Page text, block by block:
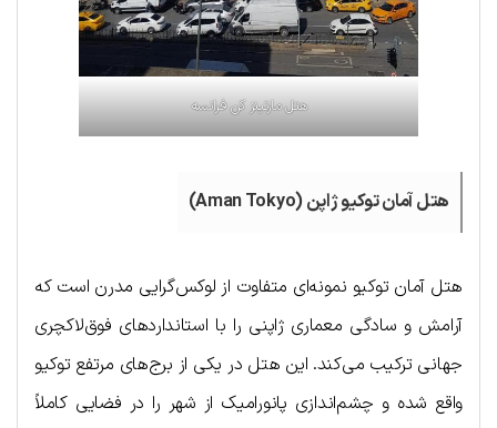
هتل مارتینز کن فرانسه
هتل آمان توکیو ژاپن (Aman Tokyo)
هتل آمان توکیو نمونه‌ای متفاوت از لوکس‌گرایی مدرن است که
آرامش و سادگی معماری ژاپنی را با استانداردهای فوق‌لاکچری
جهانی ترکیب می‌کند. این هتل در یکی از برج‌های مرتفع توکیو
واقع شده و چشم‌اندازی پانورامیک از شهر را در فضایی کاملاً